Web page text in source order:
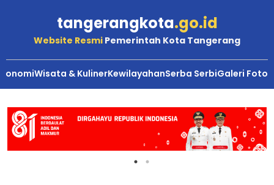
tangerangkota.go.id
Website Resmi Pemerintah Kota Tangerang
Wisata & KulinerKewilayahanSerba SerbiGaleri Foto